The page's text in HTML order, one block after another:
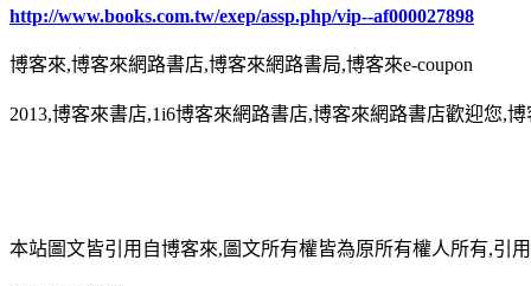
http://www.books.com.tw/exep/assp.php/vip--af000027898
博客來,博客來網路書店,博客來網路書局,博客來e-coupon
2013,博客來書店,1i6博客來網路書店,博客來網路書店歡迎您,
本站圖文皆引用自博客來,圖文所有權皆為原所有權人所有,引